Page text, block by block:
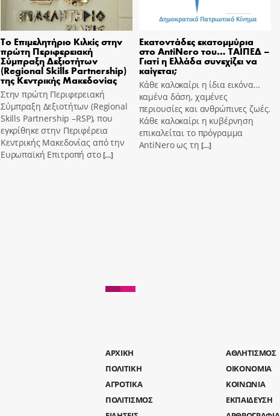
Το Επιμελητήριο Κιλκίς στην
πρώτη Περιφερειακή
Σύμπραξη Δεξιοτήτων
(Regional Skills Partnership)
της Κεντρικής Μακεδονίας
Στην πρώτη Περιφερειακή
Σύμπραξη Δεξιοτήτων (Regional
Skills Partnership –RSP), που
εγκρίθηκε στην Περιφέρεια
Κεντρικής Μακεδονίας από την
Ευρωπαϊκή Επιτροπή στο[…]
Εκατοντάδες εκατομμύρια
στο AntiNero του… ΤΑΙΠΕΔ –
Γιατί η Ελλάδα συνεχίζει να
καίγεται;
Κάθε καλοκαίρι η ίδια εικόνα…
καμένα δάση, χαμένες
περιουσίες και ανθρώπινες ζωές.
Κάθε καλοκαίρι η κυβέρνηση
επικαλείται το πρόγραμμα
AntiNero ως τη […]
AΡΧΙΚΗ
ΑΘΛΗΤΙΣΜΟΣ
ΠΟΛΙΤΙΚΗ
ΟΙΚΟΝΟΜΙΑ
ΑΓΡΟΤΙΚΑ
ΚΟΙΝΩΝΙΑ
ΠΟΛΙΤΙΣΜΟΣ
ΕΚΠΑΙΔΕΥΣΗ